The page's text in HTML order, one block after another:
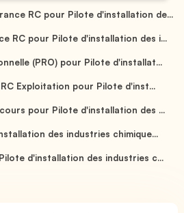
RC pour Pilote d'installation de...
RC pour Pilote d'installation des i...
(PRO) pour Pilote d'installat...
Exploitation pour Pilote d'inst...
pour Pilote d'installation des ...
des industries chimique...
d'installation des industries c...